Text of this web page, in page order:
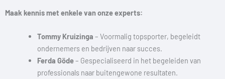
Maak kennis met enkele van onze experts:
Tommy Kruizinga – Voormalig topsporter, begeleidt
ondernemers en bedrijven naar succes.
Ferda Göde– Gespecialiseerd in het begeleiden van
professionals naar buitengewone resultaten.